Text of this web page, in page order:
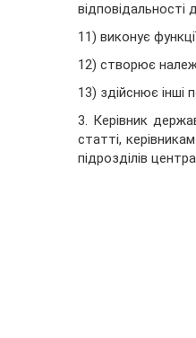
11) виконує
12) створює
13) здійснює інші
3. Керівник
статті,
підрозділів